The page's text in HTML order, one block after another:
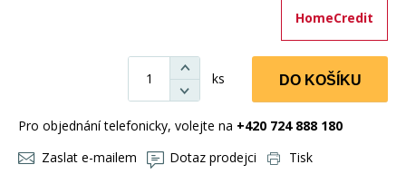
HomeCredit
ks DO KOŠÍKU
Pro objednání telefonicky, volejte na +420 724 888 180
Zaslat e-mailem
Dotaz prodejci Tisk